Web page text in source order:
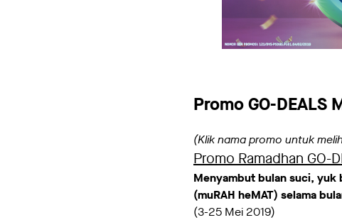
Promo GO-DEALS
(Klik nama promo untuk
Promo Ramadhan GO-
Menyambut bulan suci, yuk
(muRAH heMAT) selama
(3-25 Mei 2019)